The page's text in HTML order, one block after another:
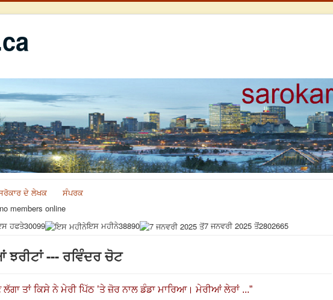
ਦੇ ਲੇਖਕ
ਸੰਪਰਕ
members online
ਹਫਤੇ30099 ਇਸ ਮਹੀਨੇ38890 7 ਜਨਵਰੀ 2025 ਤੋਂ2802665
--- ਰਵਿੰਦਰ ਚੋਟ
ਤਾਂ ਕਿਸੇ ਨੇ ਮੇਰੀ ਪਿੱਠ ’ਤੇ ਜ਼ੋਰ ਨਾਲ ਡੰਡਾ ਮਾਰਿਆ। ਮੇਰੀਆਂ ਲੇਰਾਂ ...”